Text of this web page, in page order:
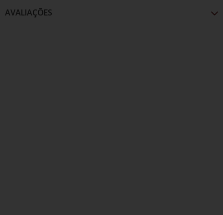
Cor granada, com aromas a frutos encarnados e
AVALIAÇÕES